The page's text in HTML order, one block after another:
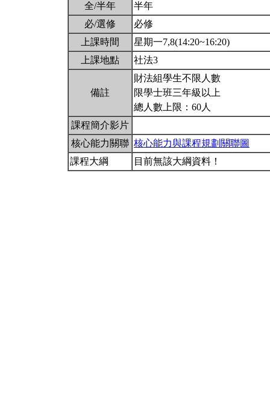
全/半年
半年
必/選修
必修
上課時間
星期一7,8(14:20~16:20)
上課地點
社法3
備註
財法組學生不限人數
限學士班三年級以上
總人數上限：60人
課程簡介影片
核心能力關聯 核心能力與課程規劃關聯圖
課程大綱
目前無該大綱資料！